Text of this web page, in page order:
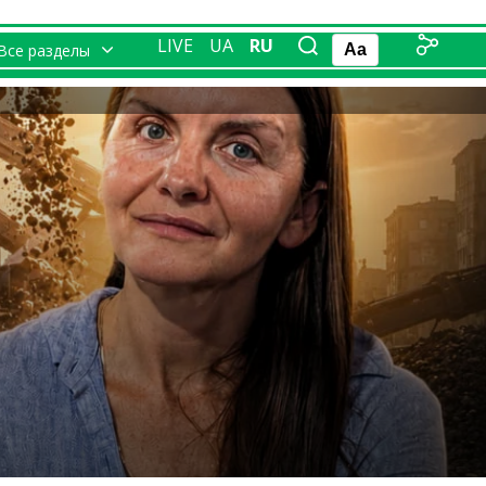
разделы LIVE UA RU Aa